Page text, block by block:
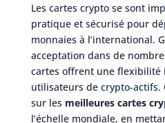
Les cartes crypto se sont
pratique et sécurisé pour
monnaies à l’international.
acceptation dans de
cartes offrent une flexibilité
utilisateurs de crypto-actifs.
sur les meilleures cartes
l’échelle mondiale, en